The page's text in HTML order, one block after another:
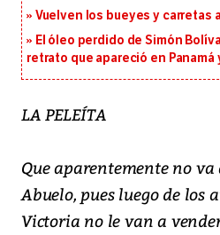
Vuelven los bueyes y carretas
El óleo perdido de Simón
retrato que apareció en Panamá
LA PELEÍTA
Que aparentemente no va
Abuelo, pues luego de los
Victoria no le van a